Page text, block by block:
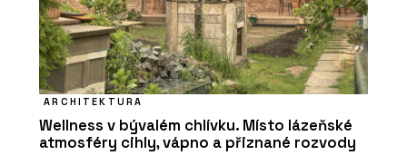
ARCHITEKTURA
Wellness v bývalém chlívku. Místo lázeňské
atmosféry cihly, vápno a přiznané rozvody